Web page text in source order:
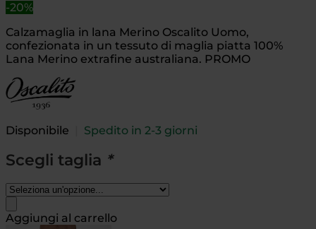
-20%
Calzamaglia in lana Merino Oscalito Uomo,
confezionata in un tessuto di maglia piatta 100%
Lana Merino extrafine australiana. PROMO
Disponibile Spedito in 2-3 giorni
Scegli taglia *
Aggiungi al carrello